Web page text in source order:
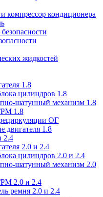
компрессор кондиционера
жидкостей
1.8
цилиндров 1.8
шатунный механизм 1.8
1.8
ОГ
двигателя 1.8
2.4
2.0 и 2.4
цилиндров 2.0 и 2.4
шатунный механизм 2.0
2.0 и 2.4
ремня 2.0 и 2.4